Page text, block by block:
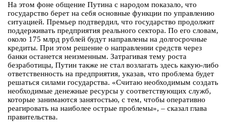
На этом фоне общение Путина с народом показало, что
государство берет на себя основные функции по управлению
ситуацией. Премьер подтвердил, что государство продолжит
поддерживать предприятия реального сектора. По его словам,
около 175 млрд рублей будут направлены на долгосрочные
кредиты. При этом решение о направлении средств через
банки останется неизменным. Затрагивая тему роста
безработицы, Путин также не стал возлагать здесь какую-либо
ответственность на предприятия, указав, что проблема будет
решаться силами государства. «Считаю необходимым создать
необходимые денежные ресурсы у соответствующих служб,
которые занимаются занятостью, с тем, чтобы оперативно
реагировать на наиболее острые проблемы», – сказал глава
правительства.